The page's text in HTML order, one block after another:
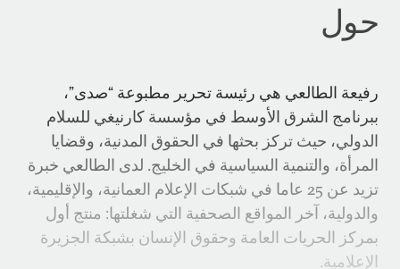
حول
رفيعة الطالعي هي رئيسة تحرير مطبوعة “صدى”،
ببرنامج الشرق الأوسط في مؤسسة كارنيغي للسلام
الدولي، حيث تركز بحثها في الحقوق المدنية، وقضايا
المرأة، والتنمية السياسية في الخليج. لدى الطالعي خبرة
تزيد عن 25 عاما في شبكات الإعلام العمانية، والإقليمية،
والدولية، آخر المواقع الصحفية التي شغلتها: منتج أول
بمركز الحريات العامة وحقوق الإنسان بشبكة الجزيرة
الإعلامية.